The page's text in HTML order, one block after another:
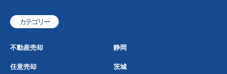
カテゴリー
不動産売却 静岡
任意売却 茨城